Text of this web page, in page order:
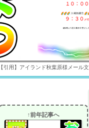
【引用】アイランド秋葉原様メール文
↑前年記事へ